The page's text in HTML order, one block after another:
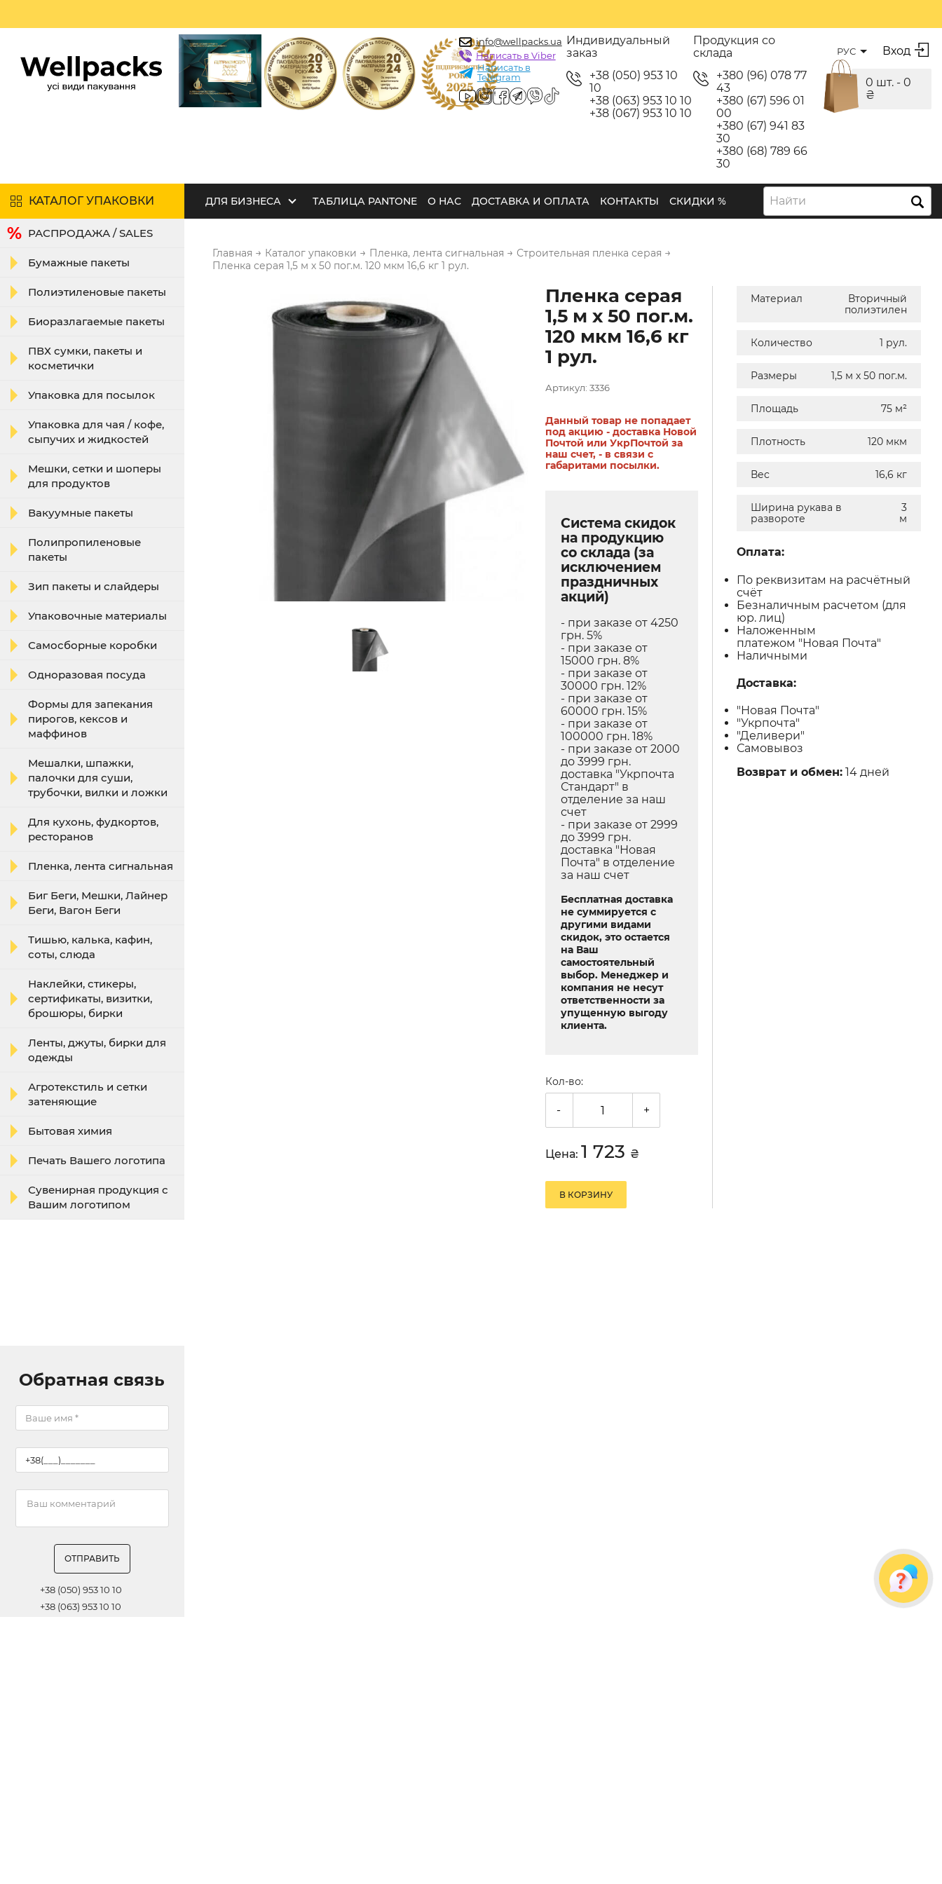
info@wellpacks.ua
Написать в Viber
Написать в
Telegram
Индивидуальный
заказ
+38 (050) 953 10
10
+38 (063) 953 10 10
+38 (067) 953 10 10
Продукция со
склада
+380 (96) 078 77
43
+380 (67) 596 01
00
+380 (67) 941 83
30
+380 (68) 789 66
30
РУС Вход
0 шт. - 0
₴
КАТАЛОГ УПАКОВКИ ДЛЯ БИЗНЕСА ТАБЛИЦА PANTONE О НАС ДОСТАВКА И ОПЛАТА КОНТАКТЫ СКИДКИ % Найти
РАСПРОДАЖА / SALES
Бумажные пакеты
Полиэтиленовые пакеты
Биоразлагаемые пакеты
ПВХ сумки, пакеты и
косметички
Упаковка для посылок
Упаковка для чая / кофе,
сыпучих и жидкостей
Мешки, сетки и шоперы
для продуктов
Вакуумные пакеты
Полипропиленовые
пакеты
Зип пакеты и слайдеры
Упаковочные материалы
Самосборные коробки
Одноразовая посуда
Формы для запекания
пирогов, кексов и
маффинов
Мешалки, шпажки,
палочки для суши,
трубочки, вилки и ложки
Для кухонь, фудкортов,
ресторанов
Пленка, лента сигнальная
Биг Беги, Мешки, Лайнер
Беги, Вагон Беги
Тишью, калька, кафин,
соты, слюда
Наклейки, стикеры,
сертификаты, визитки,
брошюры, бирки
Ленты, джуты, бирки для
одежды
Агротекстиль и сетки
затеняющие
Бытовая химия
Печать Вашего логотипа
Сувенирная продукция с
Вашим логотипом
Обратная связь
ОТПРАВИТЬ
+38 (050) 953 10 10
+38 (063) 953 10 10
Главная → Каталог упаковки → Пленка, лента сигнальная → Строительная пленка серая →
Пленка серая 1,5 м х 50 пог.м. 120 мкм 16,6 кг 1 рул.
Пленка серая
1,5 м х 50 пог.м.
120 мкм 16,6 кг
1 рул.
Артикул: 3336
Данный товар не попадает
под акцию - доставка Новой
Почтой или УкрПочтой за
наш счет, - в связи с
габаритами посылки.
Система скидок
на продукцию
со склада (за
исключением
праздничных
акций)
- при заказе от 4250
грн. 5%
- при заказе от
15000 грн. 8%
- при заказе от
30000 грн. 12%
- при заказе от
60000 грн. 15%
- при заказе от
100000 грн. 18%
- при заказе от 2000
до 3999 грн.
доставка "Укрпочта
Стандарт" в
отделение за наш
счет
- при заказе от 2999
до 3999 грн.
доставка "Новая
Почта" в отделение
за наш счет
Бесплатная доставка
не суммируется с
другими видами
скидок, это остается
на Ваш
самостоятельный
выбор. Менеджер и
компания не несут
ответственности за
упущенную выгоду
клиента.
Кол-во:
- +
Цена: 1 723 ₴
В КОРЗИНУ
Материал
Вторичный
полиэтилен
Количество 1 рул.
Размеры 1,5 м х 50 пог.м.
Площадь 75 м²
Плотность 120 мкм
Вес 16,6 кг
Ширина рукава в
развороте
3
м
Оплата:
По реквизитам на расчётный
счёт
Безналичным расчетом (для
юр. лиц)
Наложенным
платежом "Новая Почта"
Наличными
Доставка:
"Новая Почта"
"Укрпочта"
"Деливери"
Самовывоз
Возврат и обмен: 14 дней